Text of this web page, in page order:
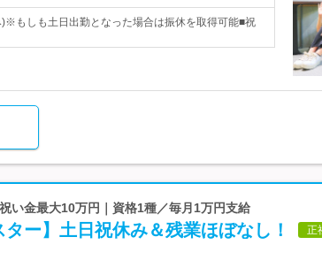
もしも土日出勤となった場合は振休を取得可能■祝
い金最大10万円｜資格1種／毎月1万円支給
ー】土日祝休み＆残業ほぼなし！ 正